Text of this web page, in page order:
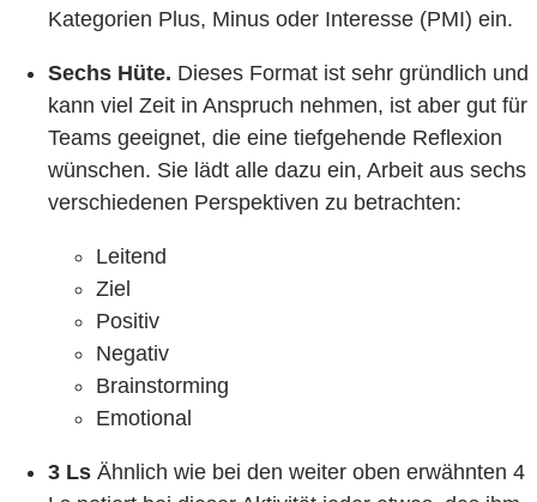
Kategorien Plus, Minus oder Interesse (PMI) ein.
Sechs Hüte. Dieses Format ist sehr gründlich und
kann viel Zeit in Anspruch nehmen, ist aber gut für
Teams geeignet, die eine tiefgehende Reflexion
wünschen. Sie lädt alle dazu ein, Arbeit aus sechs
verschiedenen Perspektiven zu betrachten:
Leitend
Ziel
Positiv
Negativ
Brainstorming
Emotional
3 Ls Ähnlich wie bei den weiter oben erwähnten 4